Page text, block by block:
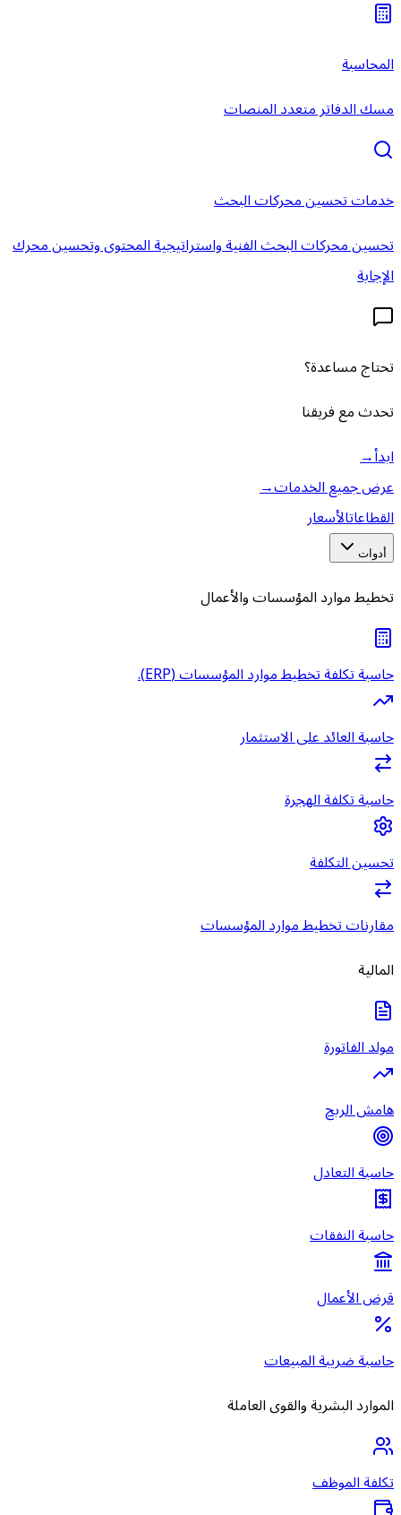
المحاسبة
مسك الدفاتر متعدد المنصات
خدمات تحسين محركات البحث
تحسين محركات البحث الفنية واستراتيجية المحتوى وتحسين محرك
الإجابة
تحتاج مساعدة؟
تحدث مع فريقنا
ابدأ→
عرض جميع الخدمات→
القطاعاتالأسعار
أدوات
تخطيط موارد المؤسسات والأعمال
حاسبة تكلفة تخطيط موارد المؤسسات (ERP).
حاسبة العائد على الاستثمار
حاسبة تكلفة الهجرة
تحسين التكلفة
مقارنات تخطيط موارد المؤسسات
المالية
مولد الفاتورة
هامش الربح
حاسبة التعادل
حاسبة النفقات
قرض الأعمال
حاسبة ضريبة المبيعات
الموارد البشرية والقوى العاملة
تكلفة الموظف